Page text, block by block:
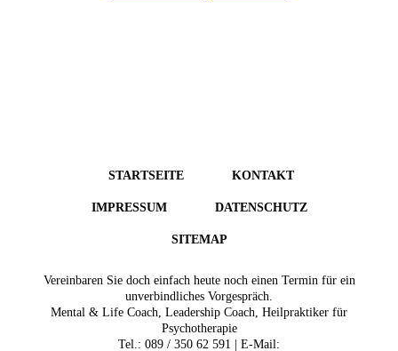
STARTSEITE KONTAKT
IMPRESSUM DATENSCHUTZ
SITEMAP
Vereinbaren Sie doch einfach heute noch einen Termin für ein
unverbindliches Vorgespräch.
Mental & Life Coach, Leadership Coach, Heilpraktiker für
Psychotherapie
Tel.: 089 / 350 62 591 | E-Mail: